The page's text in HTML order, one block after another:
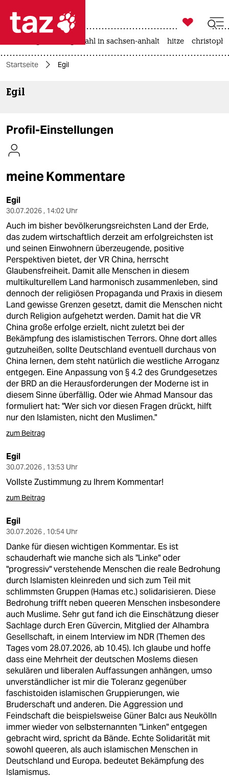

themen
kultur
sport
berlin
nord
wahrheit
verlag
verlag
veranstaltungen
shop
fragen & hilfe
unterstützen
abo
epaper login

taz zahl ich
landtagswahl in sachsen-anhalt hitze
Startseite Egil
Egil
Profil-Einstellungen
meine Kommentare
Egil
30.07.2026 , 14:02 Uhr
Auch im bisher bevölkerungsreichsten Land der Erde,
das zudem wirtschaftlich derzeit am erfolgreichsten ist
und seinen Einwohnern überzeugende, positive
Perspektiven bietet, der VR China, herrscht
Glaubensfreiheit. Damit alle Menschen in diesem
multikulturellem Land harmonisch zusammenleben, sind
dennoch der religiösen Propaganda und Praxis in diesem
Land gewisse Grenzen gesetzt, damit die Menschen nicht
durch Religion aufgehetzt werden. Damit hat die VR
China große erfolge erzielt, nicht zuletzt bei der
Bekämpfung des islamistischen Terrors. Ohne dort alles
gutzuheißen, sollte Deutschland eventuell durchaus von
China lernen, dem steht natürlich die westliche Arroganz
entgegen. Eine Anpassung von § 4.2 des Grundgesetzes
der BRD an die Herausforderungen der Moderne ist in
diesem Sinne überfällig. Oder wie Ahmad Mansour das
formuliert hat: "Wer sich vor diesen Fragen drückt, hilft
nur den Islamisten, nicht den Muslimen."
zum Beitrag
Egil
30.07.2026 , 13:53 Uhr
Vollste Zustimmung zu Ihrem Kommentar!
zum Beitrag
Egil
30.07.2026 , 10:54 Uhr
Danke für diesen wichtigen Kommentar. Es ist
schauderhaft wie manche sich als "Linke" oder
"progressiv" verstehende Menschen die reale Bedrohung
durch Islamisten kleinreden und sich zum Teil mit
schlimmsten Gruppen (Hamas etc.) solidarisieren. Diese
Bedrohung trifft neben queeren Menschen insbesondere
auch Muslime. Sehr gut fand ich die Einschätzung dieser
Sachlage durch Eren Güvercin, Mitglied der Alhambra
Gesellschaft, in einem Interview im NDR (Themen des
Tages vom 28.07.2026, ab 10.45). Ich glaube und hoffe
dass eine Mehrheit der deutschen Moslems diesen
sekulären und liberalen Auffassungen anhängen, umso
unverständlicher ist mir die Toleranz gegenüber
faschistoiden islamischen Gruppierungen, wie
Bruderschaft und anderen. Die Aggression und
Feindschaft die beispielsweise Güner Balcı aus Neukölln
immer wieder von selbsternannten "Linken" entgegen
gebracht wird, spricht da Bände. Echte Solidarität mit
sowohl queeren, als auch islamischen Menschen in
Deutschland und Europa. bedeutet Bekämpfung des
Islamismus.